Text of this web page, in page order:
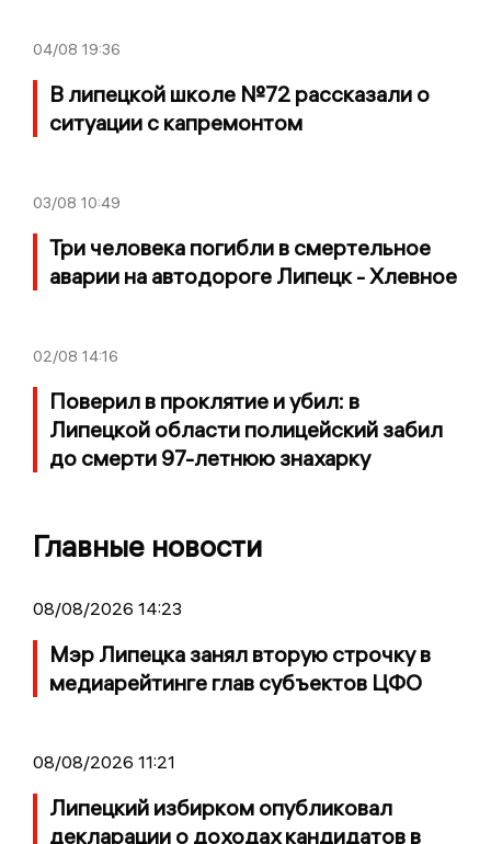
04/08 19:36
В липецкой школе №72 рассказали о
ситуации с капремонтом
03/08 10:49
Три человека погибли в смертельное
аварии на автодороге Липецк - Хлевное
02/08 14:16
Поверил в проклятие и убил: в
Липецкой области полицейский забил
до смерти 97-летнюю знахарку
Главные новости
08/08/2026 14:23
Мэр Липецка занял вторую строчку в
медиарейтинге глав субъектов ЦФО
08/08/2026 11:21
Липецкий избирком опубликовал
декларации о доходах кандидатов в